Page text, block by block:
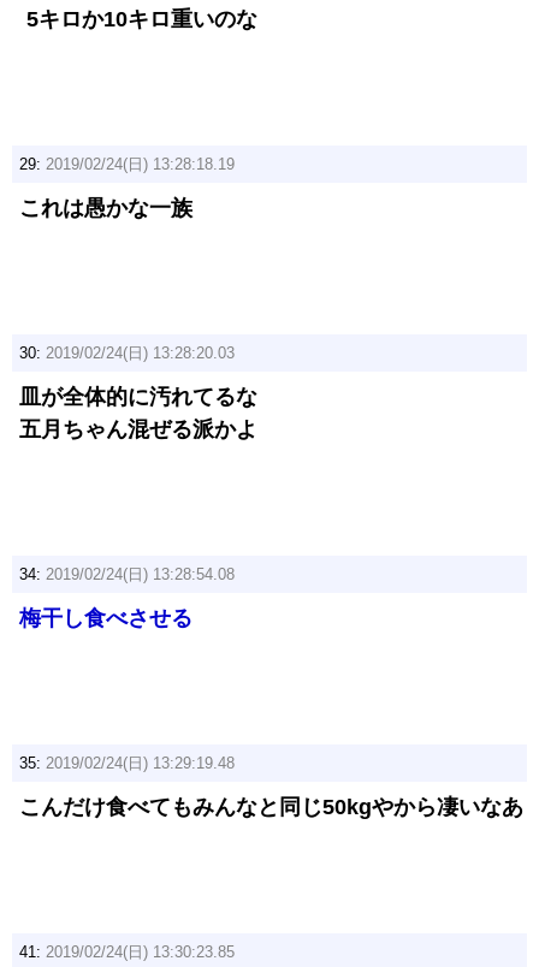
5キロか10キロ重いのな
29: 2019/02/24(日) 13:28:18.19
これは愚かな一族
30: 2019/02/24(日) 13:28:20.03
皿が全体的に汚れてるな
五月ちゃん混ぜる派かよ
34: 2019/02/24(日) 13:28:54.08
梅干し食べさせる
35: 2019/02/24(日) 13:29:19.48
こんだけ食べてもみんなと同じ50kgやから凄いなあ
41: 2019/02/24(日) 13:30:23.85